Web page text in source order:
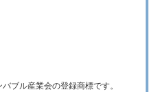
ブル産業会の登録商標です。